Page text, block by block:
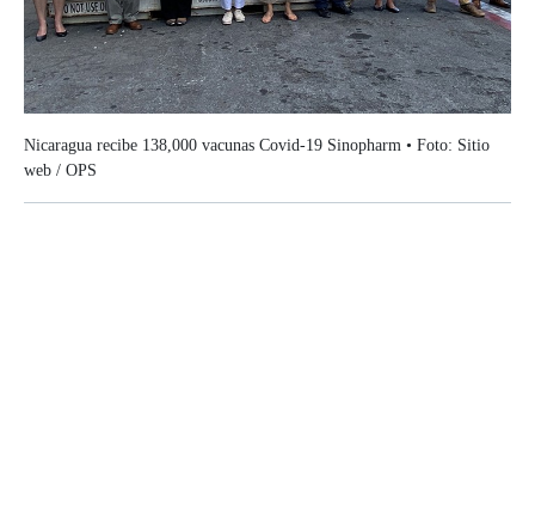
Nicaragua recibe 138,000 vacunas Covid-19 Sinopharm • Foto: Sitio
web / OPS